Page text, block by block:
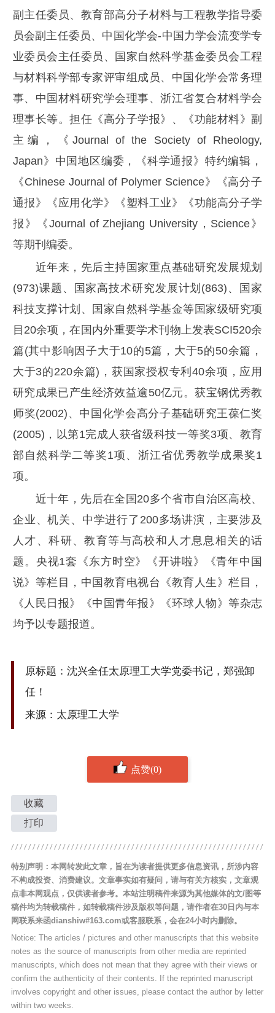
副主任委员、教育部高分子材料与工程教学指导委
员会副主任委员、中国化学会-中国力学会流变学专
业委员会主任委员、国家自然科学基金委员会工程
与材料科学部专家评审组成员、中国化学会常务理
事、中国材料研究学会理事、浙江省复合材料学会
理事长等。担任《高分子学报》、《功能材料》副
主编，《Journal of the Society of Rheology,
Japan》中国地区编委，《科学通报》特约编辑，
《Chinese Journal of Polymer Science》《高分子
通报》《应用化学》《塑料工业》《功能高分子学
报》《Journal of Zhejiang University，Science》
等期刊编委。
近年来，先后主持国家重点基础研究发展规划
(973)课题、国家高技术研究发展计划(863)、国家
科技支撑计划、国家自然科学基金等国家级研究项
目20余项，在国内外重要学术刊物上发表SCI520余
篇(其中影响因子大于10的5篇，大于5的50余篇，
大于3的220余篇)，获国家授权专利40余项，应用
研究成果已产生经济效益逾50亿元。获宝钢优秀教
师奖(2002)、中国化学会高分子基础研究王葆仁奖
(2005)，以第1完成人获省级科技一等奖3项、教育
部自然科学二等奖1项、浙江省优秀教学成果奖1
项。
近十年，先后在全国20多个省市自治区高校、
企业、机关、中学进行了200多场讲演，主要涉及
人才、科研、教育等与高校和人才息息相关的话
题。央视1套《东方时空》《开讲啦》《青年中国
说》等栏目，中国教育电视台《教育人生》栏目，
《人民日报》《中国青年报》《环球人物》等杂志
均予以专题报道。
原标题：沈兴全任太原理工大学党委书记，郑强卸
任！
来源：太原理工大学
点赞(0)
收藏
打印
特别声明：本网转发此文章，旨在为读者提供更多信息资讯，所涉内容
不构成投资、消费建议。文章事实如有疑问，请与有关方核实，文章观
点非本网观点，仅供读者参考。本站注明稿件来源为其他媒体的文/图等
稿件均为转载稿件，如转载稿件涉及版权等问题，请作者在30日内与本
网联系来函dianshiw#163.com或客服联系，会在24小时内删除。
Notice: The articles / pictures and other manuscripts that this website
notes as the source of manuscripts from other media are reprinted
manuscripts, which does not mean that they agree with their views or
confirm the authenticity of their contents. If the reprinted manuscript
involves copyright and other issues, please contact the author by letter
within two weeks.